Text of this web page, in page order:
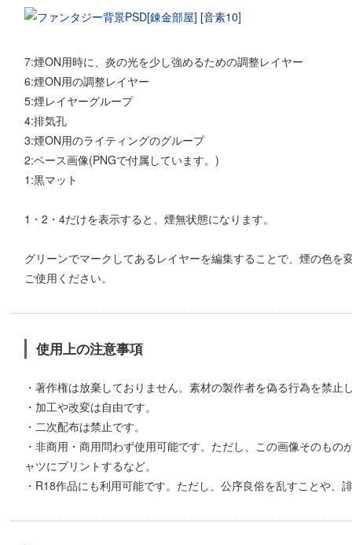
7:煙ON用時に、炎の光を少し強めるための調整レイヤー
6:煙ON用の調整レイヤー
5:煙レイヤーグループ
4:排気孔
3:煙ON用のライティングのグループ
2:ベース画像(PNGで付属しています。)
1:黒マット
1・2・4だけを表示すると、煙無状態になります。
グリーンでマークしてあるレイヤーを編集することで、煙の色
ご使用ください。
使用上の注意事項
・著作権は放棄しておりません。素材の製作者を偽る行為を禁止
・加工や改変は自由です。
・二次配布は禁止です。
・非商用・商用問わず使用可能です。ただし、この画像そのも
ャツにプリントするなど。
・R18作品にも利用可能です。ただし、公序良俗を乱すことや、